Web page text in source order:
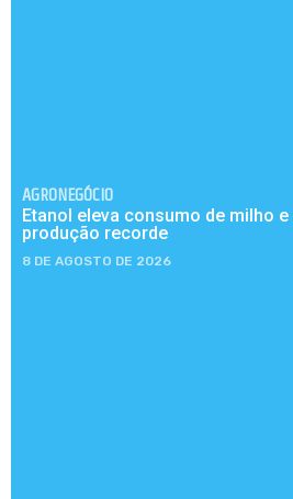
AGRONEGÓCIO
Etanol eleva consumo de milho
produção recorde
8 DE AGOSTO DE 2026